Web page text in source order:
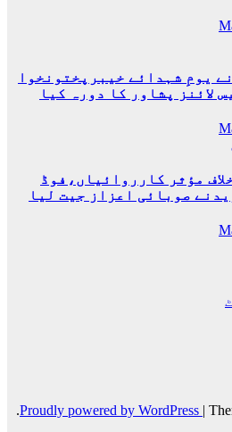
یومِ شہدائے خیبرپختونخوا
لائنز پشاور کا دورہ کیا
مؤثر کارروائیاں،فوڈ
صوبائی اعزاز جیت لیا
Proudly powered by WordPress |
.